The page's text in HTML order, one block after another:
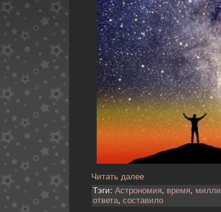
Читать далее
Тэги: Астрономия, время,
ответа, составило